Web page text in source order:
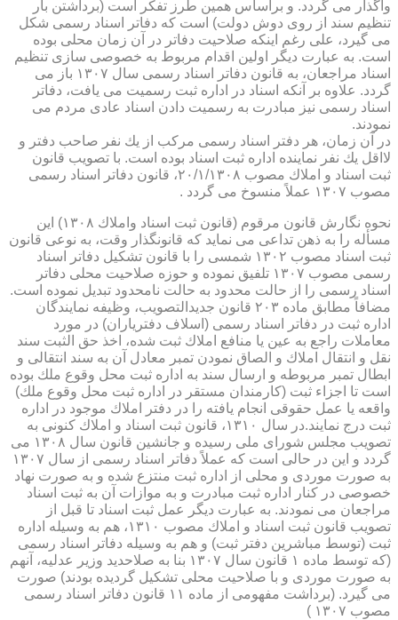
واگذار می گردد. و براساس همین طرز تفكر است (برداشتن بار
تنظیم سند از روی دوش دولت) است كه دفاتر اسناد رسمی شكل
می گیرد، علی رغم اینكه صلاحیت دفاتر در آن زمان محلی بوده
است. به عبارت دیگر اولین اقدام مربوط به خصوصی سازی تنظیم
اسناد مراجعان، به قانون دفاتر اسناد رسمی سال ۱۳۰۷ باز می
گردد. علاوه بر آنكه اسناد در اداره ثبت رسمیت می یافت، دفاتر
اسناد رسمی نیز مبادرت به رسمیت دادن اسناد عادی مردم می
نمودند.
در آن زمان، هر دفتر اسناد رسمی مركب از یك نفر صاحب دفتر و
لااقل یك نفر نماینده اداره ثبت اسناد بوده است. با تصویب قانون
ثبت اسناد و املاك مصوب ۲۰/۱/۱۳۰۸، قانون دفاتر اسناد رسمی
مصوب ۱۳۰۷ عملاً منسوخ می گردد .
نحوه نگارش قانون مرقوم (قانون ثبت اسناد واملاك ۱۳۰۸) این
مسأله را به ذهن تداعی می نماید كه قانونگذار وقت، به نوعی قانون
ثبت اسناد مصوب ۱۳۰۲ شمسی را با قانون تشكیل دفاتر اسناد
رسمی مصوب ۱۳۰۷ تلفیق نموده و حوزه صلاحیت محلی دفاتر
اسناد رسمی را از حالت محدود به حالت نامحدود تبدیل نموده است.
مضافاً مطابق ماده ۲۰۳ قانون جدیدالتصویب، وظیفه نمایندگان
اداره ثبت در دفاتر اسناد رسمی (اسلاف دفتریاران) در مورد
معاملات راجع به عین یا منافع املاك ثبت شده، اخذ حق الثبت سند
نقل و انتقال املاك و الصاق نمودن تمبر معادل آن به سند انتقالی و
ابطال تمبر مربوطه و ارسال سند به اداره ثبت محل وقوع ملك بوده
است تا اجزاء ثبت (كارمندان مستقر در اداره ثبت محل وقوع ملك)
واقعه یا عمل حقوقی انجام یافته را در دفتر املاك موجود در اداره
ثبت درج نمایند.در سال ۱۳۱۰، قانون ثبت اسناد و املاك كنونی به
تصویب مجلس شورای ملی رسیده و جانشین قانون سال ۱۳۰۸ می
گردد و این در حالی است كه عملاً دفاتر اسناد رسمی از سال ۱۳۰۷
به صورت موردی و محلی از اداره ثبت منتزع شده و به صورت نهاد
خصوصی در كنار اداره ثبت مبادرت و به موازات آن به ثبت اسناد
مراجعان می نمودند. به عبارت دیگر عمل ثبت اسناد تا قبل از
تصویب قانون ثبت اسناد و املاك مصوب ۱۳۱۰، هم به وسیله اداره
ثبت (توسط مباشرین دفتر ثبت) و هم به وسیله دفاتر اسناد رسمی
(كه توسط ماده ۱ قانون سال ۱۳۰۷ بنا به صلاحدید وزیر عدلیه، آنهم
به صورت موردی و با صلاحیت محلی تشكیل گردیده بودند) صورت
می گیرد. (برداشت مفهومی از ماده ۱۱ قانون دفاتر اسناد رسمی
مصوب ۱۳۰۷ )